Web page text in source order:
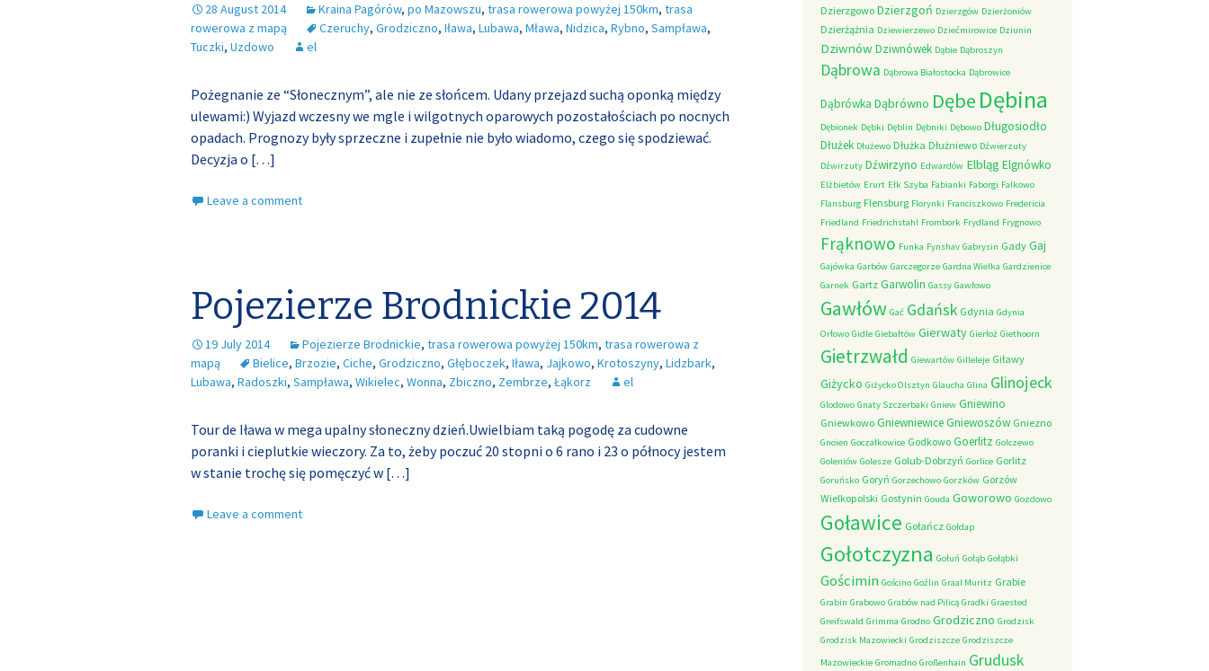
28 August 2014 Kraina Pagórów, po Mazowszu, trasa rowerowa powyżej 150km, trasa
rowerowa z mapą
Czeruchy, Grodziczno, Iława, Lubawa, Mława, Nidzica, Rybno, Sampława,
Tuczki, Uzdowo el
Pożegnanie ze “Słonecznym”, ale nie ze słońcem. Udany przejazd suchą oponką między
ulewami:) Wyjazd wczesny we mgle i wilgotnych oparowych pozostałościach po nocnych
opadach. Prognozy były sprzeczne i zupełnie nie było wiadomo, czego się spodziewać.
Decyzja o […]
Leave a comment
Pojezierze Brodnickie 2014
19 July 2014 Pojezierze Brodnickie, trasa rowerowa powyżej 150km, trasa rowerowa z
mapą
Bielice, Brzozie, Ciche, Grodziczno, Głęboczek, Iława, Jajkowo, Krotoszyny, Lidzbark,
Lubawa, Radoszki, Sampława, Wikielec, Wonna, Zbiczno, Zembrze, Łąkorz el
Tour de Iława w mega upalny słoneczny dzień.Uwielbiam taką pogodę za cudowne
poranki i cieplutkie wieczory. Za to, żeby poczuć 20 stopni o 6 rano i 23 o północy jestem
w stanie trochę się pomęczyć w […]
Leave a comment
Dzierzgowo Dzierzgoń Dzierzgów Dzierżoniów
Dzierżążnia Dziewierzewo Dziećmirowice Dziunin
DziwnówDziwnówek Dąbie Dąbroszyn
Dąbrowa Dąbrowa Białostocka Dąbrowice
Dąbrówka Dąbrówno Dębe Dębina
Dębionek Dębki Dęblin Dębniki Dębowo Długosiodło
Dłużek Dłużewo Dłużka Dłużniewo Dźwierzuty
Dźwirzuty Dźwirzyno Edwardów Elbląg Elgnówko
Elżbietów Erurt Ełk Szyba Fabianki Faborgi Falkowo
Flansburg Flensburg Florynki Franciszkowo Fredericia
Friedland Friedrichstahl Frombork Frydland Frygnowo
Frąknowo Funka Fynshav Gabrysin Gady Gaj
Gajówka Garbów Garczegorze Gardna Wielka Gardzienice
Garnek Gartz Garwolin Gassy Gawłowo
Gawłów Gać Gdańsk Gdynia Gdynia
Orłowo Gidle Giebałtów Gierwaty Gierłoż Giethoorn
Gietrzwałd Giewartów Gilleleje Giławy
Giżycko Giżycko Olsztyn Glaucha Glina Glinojeck
Glodowo Gnaty Szczerbaki Gniew Gniewino
Gniewkowo GniewniewiceGniewoszów Gniezno
Gnoien Goczałkowice Godkowo Goerlitz Golczewo
Goleniów Golesze Golub-Dobrzyń Gorlice Gorlitz
Goruńsko Goryń Gorzechowo Gorzków Gorzów
Wielkopolski Gostynin Gouda Goworowo Gozdowo
Goławice Gołańcz Gołdap
Gołotczyzna Gołuń Gołąb Gołąbki
Gościmin Gościno Goźlin Graal Muritz Grabie
Grabin Grabowo Grabów nad Pilicą Gradki Graested
Greifswald Grimma Grodno Grodziczno Grodzisk
Grodzisk Mazowiecki Grodziszcze Grodziszcze
Mazowieckie Gromadno Großenhain Grudusk